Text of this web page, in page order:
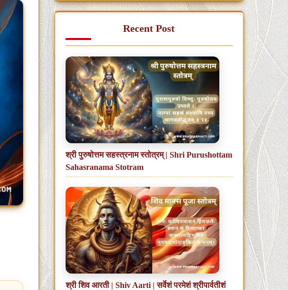
Recent Post
श्री पुरुषोत्तम सहस्त्रनाम स्तोत्रम् | Shri Purushottam
Sahasranama Stotram
श्री शिव आरती | Shiv Aarti | सर्वेशं परमेशं श्रीपार्वतीशं